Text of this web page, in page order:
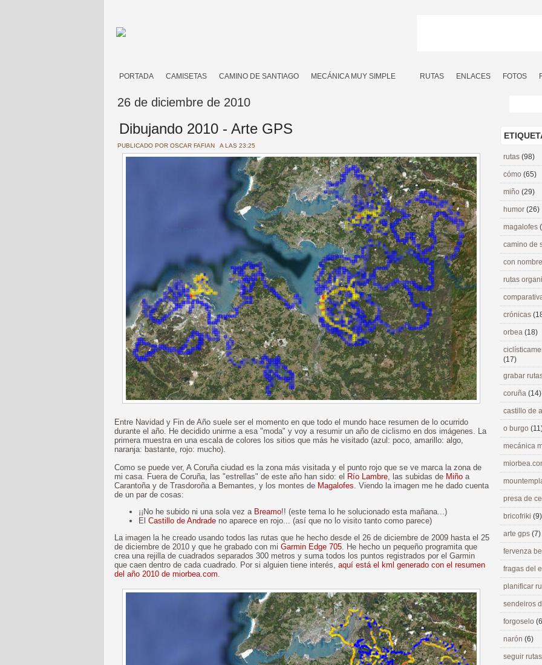
PORTADA CAMISETAS CAMINO DE SANTIAGO MECÁNICA MUY SIMPLE RUTAS ENLACES FOTOS
26 de diciembre de 2010
Dibujando 2010 - Arte GPS
PUBLICADO POR OSCAR FAFIAN A LAS 23:25
Entre Navidad y Fin de Año suele ser el momento en que todo el mundo hace resumen de lo ocurrido
durante el año. He decidido unirme a esa "moda" y voy a resumir un año de ciclismo en dos imágenes. La
primera muestra en una escala de colores los sitios que más he visitado (azul: poco, amarillo: algo,
naranja: bastante, rojo: mucho).
Como se puede ver, A Coruña ciudad es la zona más visitada y el punto rojo que se ve marca la zona de
mi casa. Fuera de Coruña, las "estrellas" de este año han sido: el Río Lambre, las subidas de Miño a
Carantoña y de Trasdoroña a Bemantes, y los montes de Magalofes. Viendo la imagen me he dado cuenta
de un par de cosas:
¡¡No he subido ni una sola vez a Breamo!! (este tema lo he solucionado esta mañana...)
El Castillo de Andrade no aparece en rojo... (así que no lo visito tanto como parece)
La imagen la he creado usando todos las rutas que he hecho desde el 26 de diciembre de 2009 hasta el 25
de diciembre de 2010 y que he grabado con mi Garmin Edge 705. He hecho un pequeño programita que
crea una rejilla de cuadrados separados 300 metros y suma todos los puntos registrados por el Garmin
que caen dentro de cada cuadrado. Por si alguien tiene interés, aquí está el kml generado con el resumen
del año 2010 de miorbea.com.
rutas (98)
cómo (65)
miño (29)
humor (26)
magalofes
camino de
con
rutas
crónicas
orbea (18)
(17)
grabar
coruña (14)
castillo de
o burgo
mecánica
presa de
bricofriki (9)
arte gps (7)
fervenza
fragas del
planificar
sendeiros
forgoselo
narón (6)
seguir